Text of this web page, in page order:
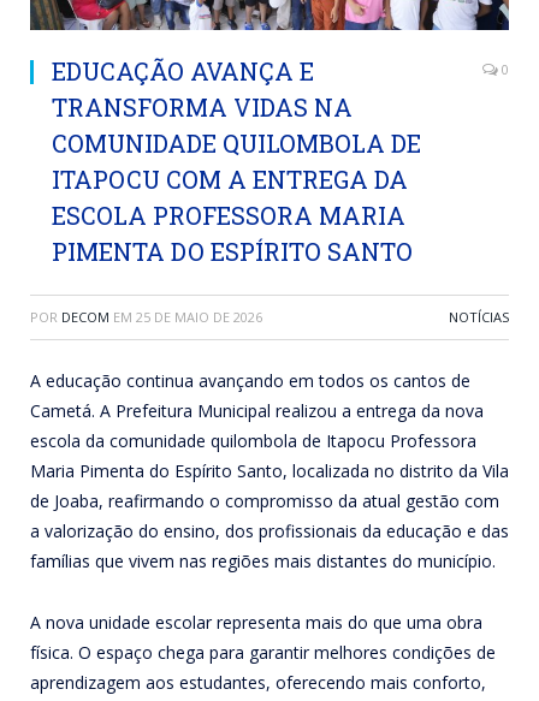
EDUCAÇÃO AVANÇA E
TRANSFORMA VIDAS NA
COMUNIDADE QUILOMBOLA DE
ITAPOCU COM A ENTREGA DA
ESCOLA PROFESSORA MARIA
PIMENTA DO ESPÍRITO SANTO
0
POR DECOM EM 25 DE MAIO DE 2026 NOTÍCIAS
A educação continua avançando em todos os cantos de
Cametá. A Prefeitura Municipal realizou a entrega da nova
escola da comunidade quilombola de Itapocu Professora
Maria Pimenta do Espírito Santo, localizada no distrito da Vila
de Joaba, reafirmando o compromisso da atual gestão com
a valorização do ensino, dos profissionais da educação e das
famílias que vivem nas regiões mais distantes do município.
A nova unidade escolar representa mais do que uma obra
física. O espaço chega para garantir melhores condições de
aprendizagem aos estudantes, oferecendo mais conforto,